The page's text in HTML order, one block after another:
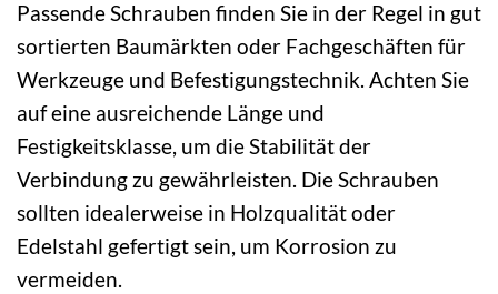
Passende Schrauben finden Sie in der Regel in gut
sortierten Baumärkten oder Fachgeschäften für
Werkzeuge und Befestigungstechnik. Achten Sie
auf eine ausreichende Länge und
Festigkeitsklasse, um die Stabilität der
Verbindung zu gewährleisten. Die Schrauben
sollten idealerweise in Holzqualität oder
Edelstahl gefertigt sein, um Korrosion zu
vermeiden.